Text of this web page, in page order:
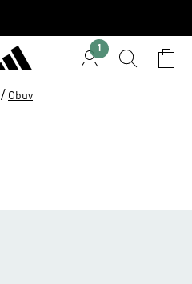
1
/ Obuv